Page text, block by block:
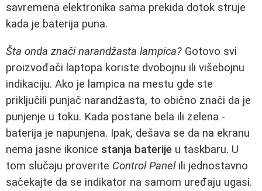
savremena elektronika sama prekida dotok struje
kada je baterija puna.
Šta onda znači narandžasta lampica? Gotovo svi
proizvođači laptopa koriste dvobojnu ili višebojnu
indikaciju. Ako je lampica na mestu gde ste
priključili punjač narandžasta, to obično znači da je
punjenje u toku. Kada postane bela ili zelena -
baterija je napunjena. Ipak, dešava se da na ekranu
nema jasne ikonice stanja baterije u taskbaru. U
tom slučaju proverite Control Panelili jednostavno
sačekajte da se indikator na samom uređaju ugasi.